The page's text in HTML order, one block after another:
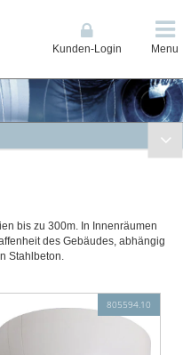
Kunden-Login Menu
& 1-Loop Compact
FlexES Control
bis zu 300m. In Innenräumen
des Gebäudes, abhängig
Stahlbeton.
805594.10